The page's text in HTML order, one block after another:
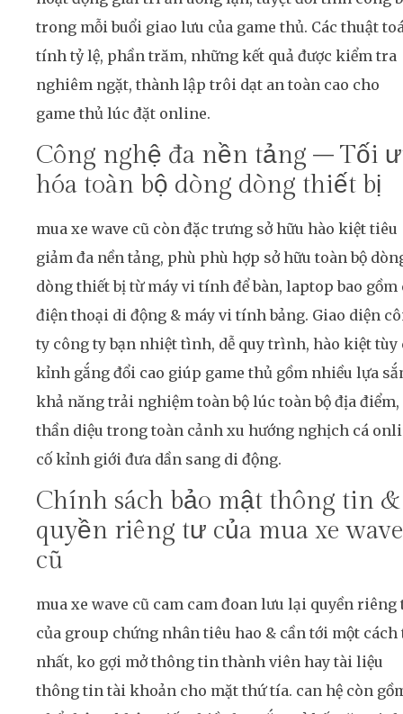
trong mỗi buổi giao lưu của game thủ. Các thuật
tính tỷ lệ, phần trăm, những kết quả được kiểm tra
nghiêm ngặt, thành lập trôi dạt an toàn cao cho
game thủ lúc đặt online.
Công nghệ đa nền tảng – Tối
hóa toàn bộ dòng dòng thiết bị
mua xe wave cũ còn đặc trưng sở hữu hào kiệt tiêu
giảm đa nền tảng, phù phù hợp sở hữu toàn bộ
dòng thiết bị từ máy vi tính để bàn, laptop bao gồm
điện thoại di động & máy vi tính bảng. Giao diện
ty công ty bạn nhiệt tình, dễ quy trình, hào kiệt tùy
kỉnh gắng đổi cao giúp game thủ gồm nhiều lựa
khả năng trải nghiệm toàn bộ lúc toàn bộ địa điểm,
thần diệu trong toàn cảnh xu hướng nghịch cá
cố kỉnh giới đưa dần sang di động.
Chính sách bảo mật thông tin &
quyền riêng tư của mua xe wave
cũ
mua xe wave cũ cam cam đoan lưu lại quyền riêng
của group chứng nhân tiêu hao & cần tới một cách
nhất, ko gợi mở thông tin thành viên hay tài liệu
thông tin tài khoản cho mặt thứ tía. can hệ còn